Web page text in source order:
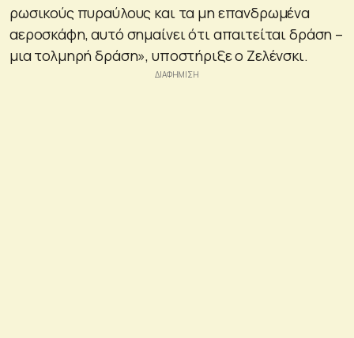
ρωσικούς πυραύλους και τα μη επανδρωμένα
αεροσκάφη, αυτό σημαίνει ότι απαιτείται δράση –
μια τολμηρή δράση», υποστήριξε ο Ζελένσκι.